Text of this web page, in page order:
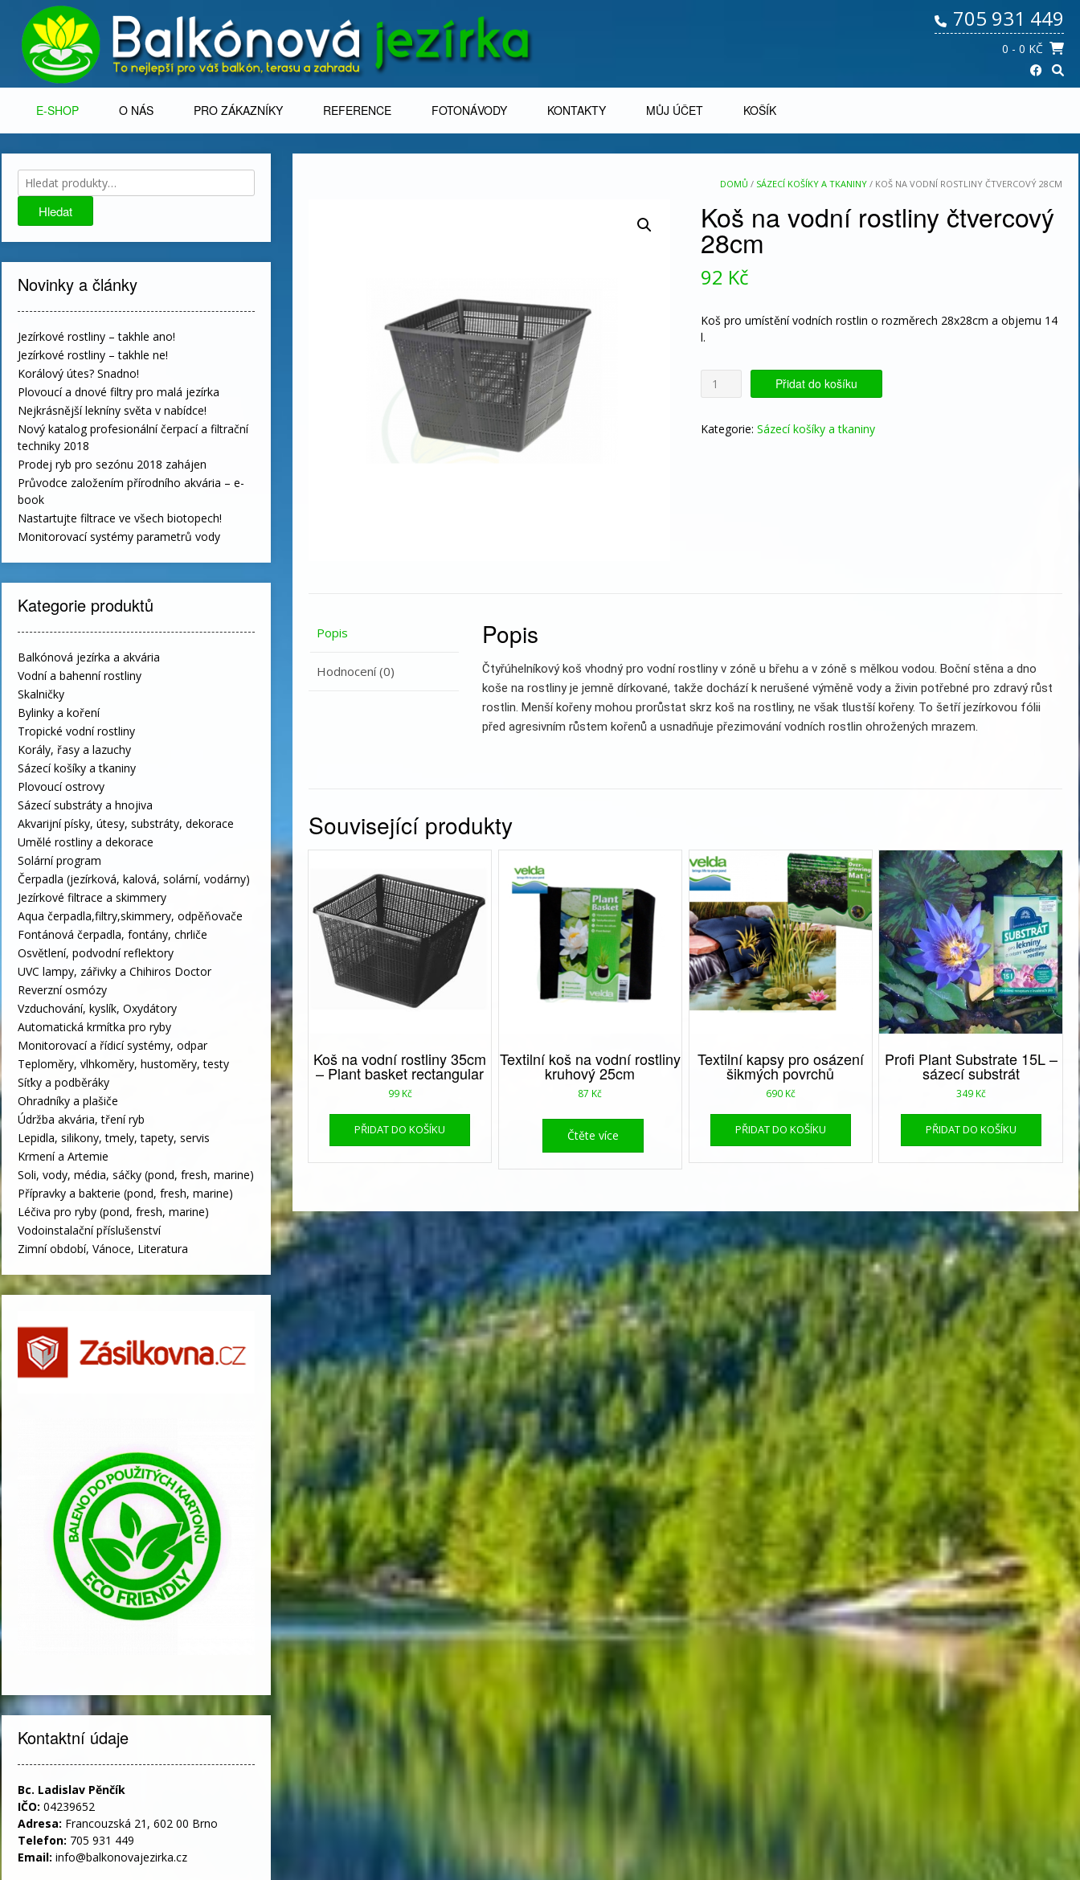
content
705 931 449
0 - 0 KČ
E-SHOP O NÁS PRO ZÁKAZNÍKY REFERENCE FOTONÁVODY KONTAKTY MŮJ ÚČET KOŠÍK
DOMŮ / SÁZECÍ KOŠÍKY A TKANINY / KOŠ NA VODNÍ ROSTLINY ČTVERCOVÝ 28CM
Koš na vodní rostliny čtvercový
28cm
92 Kč
Koš pro umístění vodních rostlin o rozměrech 28x28cm a objemu 14
l.
Koš
na
rostliny
Přidat do košíku
Kategorie: Sázecí košíky a tkaniny
Popis
Hodnocení (0)
Popis
Čtyřúhelníkový koš vhodný pro vodní rostliny v zóně u břehu a v zóně s mělkou vodou. Boční stěna a dno
koše na rostliny je jemně dírkované, takže dochází k nerušené výměně vody a živin potřebné pro zdravý růst
rostlin. Menší kořeny mohou prorůstat skrz koš na rostliny, ne však tlustší kořeny. To šetří jezírkovou fólii
před agresivním růstem kořenů a usnadňuje přezimování vodních rostlin ohrožených mrazem.
Související produkty
Koš na vodní rostliny 35cm
– Plant basket rectangular
99 Kč
PŘIDAT DO KOŠÍKU
Textilní koš na vodní rostliny
kruhový 25cm
87 Kč
Čtěte více
Textilní kapsy pro osázení
šikmých povrchů
690 Kč
PŘIDAT DO KOŠÍKU
Profi Plant Substrate 15L –
sázecí substrát
349 Kč
PŘIDAT DO KOŠÍKU
Hledat:
Hledat
Novinky a články
Jezírkové rostliny – takhle ano!
Jezírkové rostliny – takhle ne!
Korálový útes? Snadno!
Plovoucí a dnové filtry pro malá jezírka
Nejkrásnější lekníny světa v nabídce!
Nový katalog profesionální čerpací a filtrační
techniky 2018
Prodej ryb pro sezónu 2018 zahájen
Průvodce založením přírodního akvária – e-
book
Nastartujte filtrace ve všech biotopech!
Monitorovací systémy parametrů vody
Kategorie produktů
Balkónová jezírka a akvária
Vodní a bahenní rostliny
Skalničky
Bylinky a koření
Tropické vodní rostliny
Korály, řasy a lazuchy
Sázecí košíky a tkaniny
Plovoucí ostrovy
Sázecí substráty a hnojiva
Akvarijní písky, útesy, substráty, dekorace
Umělé rostliny a dekorace
Solární program
Čerpadla (jezírková, kalová, solární, vodárny)
Jezírkové filtrace a skimmery
Aqua čerpadla,filtry,skimmery, odpěňovače
Fontánová čerpadla, fontány, chrliče
Osvětlení, podvodní reflektory
UVC lampy, zářivky a Chihiros Doctor
Reverzní osmózy
Vzduchování, kyslík, Oxydátory
Automatická krmítka pro ryby
Monitorovací a řídicí systémy, odpar
Teploměry, vlhkoměry, hustoměry, testy
Síťky a podběráky
Ohradníky a plašiče
Údržba akvária, tření ryb
Lepidla, silikony, tmely, tapety, servis
Krmení a Artemie
Soli, vody, média, sáčky (pond, fresh, marine)
Přípravky a bakterie (pond, fresh, marine)
Léčiva pro ryby (pond, fresh, marine)
Vodoinstalační příslušenství
Zimní období, Vánoce, Literatura
Kontaktní údaje
Bc. Ladislav Pěnčík
IČO: 04239652
Adresa: Francouzská 21, 602 00 Brno
Telefon: 705 931 449
Email: info@balkonovajezirka.cz